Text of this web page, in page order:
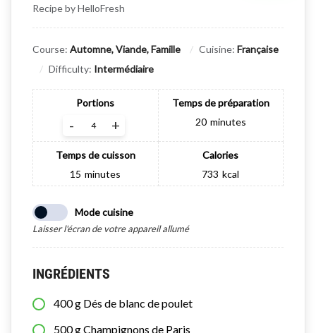
Recipe by HelloFresh
Course: Automne, Viande, Famille Cuisine: Française
Difficulty: Intermédiaire
Portions
+
-
Temps de préparation
20 minutes
Temps de cuisson
15 minutes
Calories
733 kcal
Mode cuisine
Laisser l'écran de votre appareil allumé
INGRÉDIENTS
400g Dés de blanc de poulet
500gChampignons de Paris